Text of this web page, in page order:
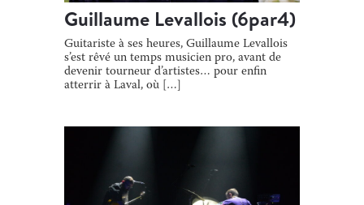
Guillaume Levallois (6par4)
Guitariste à ses heures, Guillaume Levallois
s’est rêvé un temps musicien pro, avant de
devenir tourneur d’artistes… pour enfin
atterrir à Laval, où […]